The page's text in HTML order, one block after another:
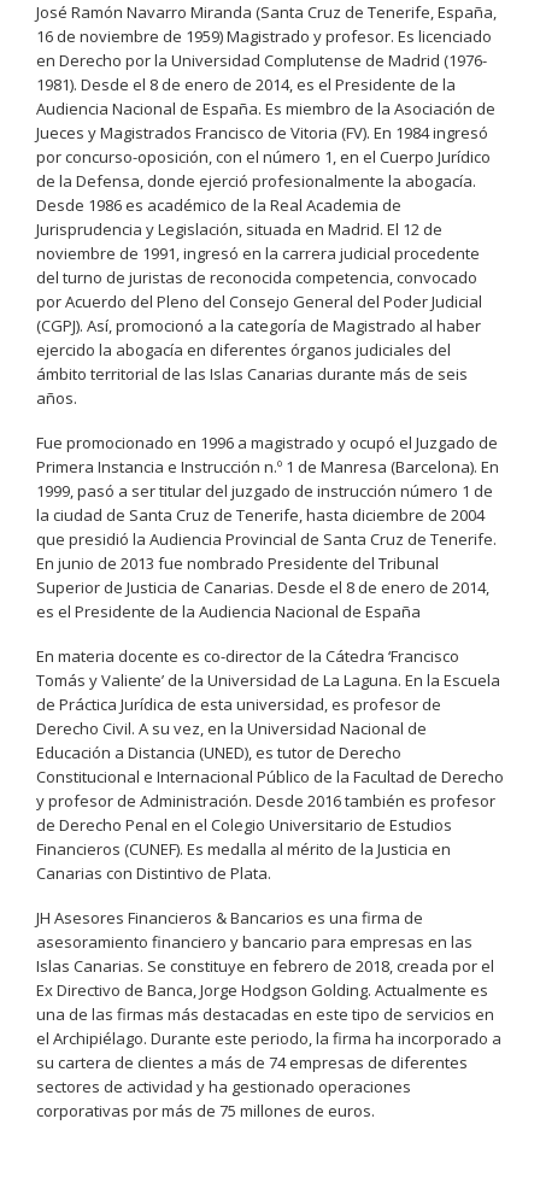
José Ramón Navarro Miranda (Santa Cruz de Tenerife, España,
16 de noviembre de 1959) Magistrado y profesor. Es licenciado
en Derecho por la Universidad Complutense de Madrid (1976-
1981). Desde el 8 de enero de 2014, es el Presidente de la
Audiencia Nacional de España. Es miembro de la Asociación de
Jueces y Magistrados Francisco de Vitoria (FV). En 1984 ingresó
por concurso-oposición, con el número 1, en el Cuerpo Jurídico
de la Defensa, donde ejerció profesionalmente la abogacía.
Desde 1986 es académico de la Real Academia de
Jurisprudencia y Legislación, situada en Madrid. El 12 de
noviembre de 1991, ingresó en la carrera judicial procedente
del turno de juristas de reconocida competencia, convocado
por Acuerdo del Pleno del Consejo General del Poder Judicial
(CGPJ). Así, promocionó a la categoría de Magistrado al haber
ejercido la abogacía en diferentes órganos judiciales del
ámbito territorial de las Islas Canarias durante más de seis
años.
Fue promocionado en 1996 a magistrado y ocupó el Juzgado de
Primera Instancia e Instrucción n.º 1 de Manresa (Barcelona). En
1999, pasó a ser titular del juzgado de instrucción número 1 de
la ciudad de Santa Cruz de Tenerife, hasta diciembre de 2004
que presidió la Audiencia Provincial de Santa Cruz de Tenerife.
En junio de 2013 fue nombrado Presidente del Tribunal
Superior de Justicia de Canarias. Desde el 8 de enero de 2014,
es el Presidente de la Audiencia Nacional de España
En materia docente es co-director de la Cátedra ‘Francisco
Tomás y Valiente’ de la Universidad de La Laguna. En la Escuela
de Práctica Jurídica de esta universidad, es profesor de
Derecho Civil. A su vez, en la Universidad Nacional de
Educación a Distancia (UNED), es tutor de Derecho
Constitucional e Internacional Público de la Facultad de Derecho
y profesor de Administración. Desde 2016 también es profesor
de Derecho Penal en el Colegio Universitario de Estudios
Financieros (CUNEF). Es medalla al mérito de la Justicia en
Canarias con Distintivo de Plata.
JH Asesores Financieros & Bancarios es una firma de
asesoramiento financiero y bancario para empresas en las
Islas Canarias. Se constituye en febrero de 2018, creada por el
Ex Directivo de Banca, Jorge Hodgson Golding. Actualmente es
una de las firmas más destacadas en este tipo de servicios en
el Archipiélago. Durante este periodo, la firma ha incorporado a
su cartera de clientes a más de 74 empresas de diferentes
sectores de actividad y ha gestionado operaciones
corporativas por más de 75 millones de euros.